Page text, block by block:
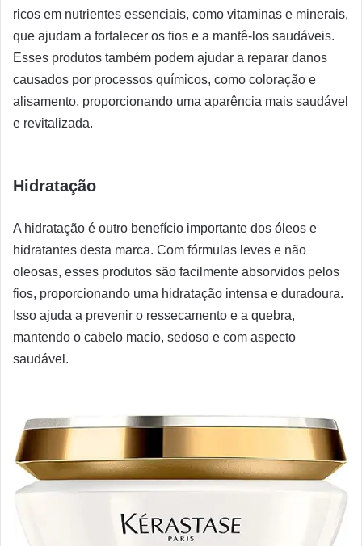
ricos em nutrientes essenciais, como vitaminas e minerais,
que ajudam a fortalecer os fios e a mantê-los saudáveis.
Esses produtos também podem ajudar a reparar danos
causados por processos químicos, como coloração e
alisamento, proporcionando uma aparência mais saudável
e revitalizada.
Hidratação
A hidratação é outro benefício importante dos óleos e
hidratantes desta marca. Com fórmulas leves e não
oleosas, esses produtos são facilmente absorvidos pelos
fios, proporcionando uma hidratação intensa e duradoura.
Isso ajuda a prevenir o ressecamento e a quebra,
mantendo o cabelo macio, sedoso e com aspecto
saudável.